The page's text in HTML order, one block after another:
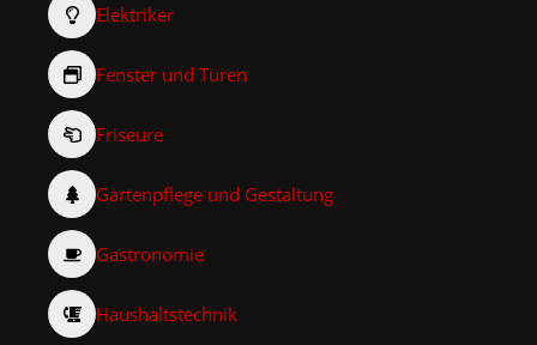
Elektriker
Fenster und Türen
Friseure
Gartenpflege und Gestaltung
Gastronomie
Haushaltstechnik